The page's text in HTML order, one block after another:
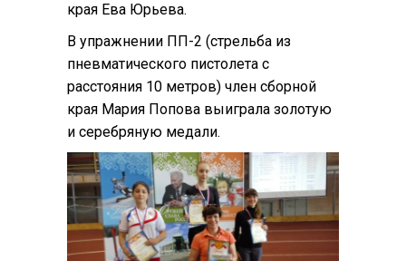
края Ева Юрьева.
В упражнении ПП-2 (стрельба из
пневматического пистолета с
расстояния 10 метров) член сборной
края Мария Попова выиграла золотую
и серебряную медали.